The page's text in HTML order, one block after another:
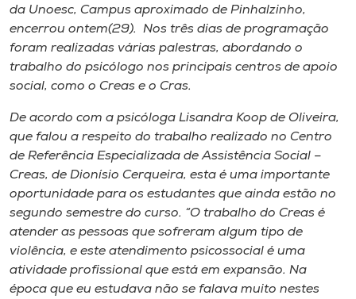
CPA
Biblioteca
Rádio
Museu
Unoesc
Store
da Unoesc, Campus aproximado de Pinhalzinho,
encerrou ontem(29). Nos três dias de programação
foram realizadas várias palestras, abordando o
trabalho do psicólogo nos principais centros de apoio
social, como o Creas e o Cras.
De acordo com a psicóloga Lisandra Koop de Oliveira,
que falou a respeito do trabalho realizado no Centro
de Referência Especializada de Assistência Social –
Creas, de Dionísio Cerqueira, esta é uma importante
oportunidade para os estudantes que ainda estão no
segundo semestre do curso. “O trabalho do Creas é
atender as pessoas que sofreram algum tipo de
violência, e este atendimento psicossocial é uma
atividade profissional que está em expansão. Na
época que eu estudava não se falava muito nestes